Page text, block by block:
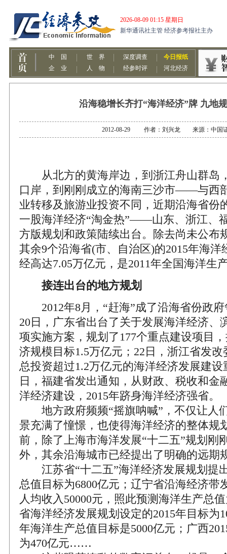
沿海稳增长齐打“海洋经济”牌 九地
2012-08-29 作者：刘兴龙 来源：中国
从北方的黄海岸边，到浙江舟山群岛
口岸，到刚刚成立的海南三沙市——与西
业转移及旅游业投资不同，近期沿海省份
一股海洋经济“淘金热”——山东、浙江、
方版规划和政策陆续出台。除去尚未公布
其余9个沿海省(市、自治区)的2015年海
经高达7.05万亿元，是2011年全国海洋生
接连出台的地方规划
2012年8月，“赶海”成了沿海省份政府
20日，广东省出台了关于发展海洋经济、
项实施方案，规划了177个重点建设项目
济规模目标1.5万亿元；22日，浙江省发
总投资超过1.2万亿元的海洋经济发展建设
日，福建省发出通知，从财政、税收和金
洋经济建设，2015年跻身海洋经济强省。
地方政府频频“摇旗呐喊”，不仅让人
景充满了憧憬，也使得海洋经济的整体规
前，除了上海市海洋发展“十二五”规划刚
外，其余沿海城市已经提出了明确的远期
江苏省“十二五”海洋经济发展规划提
总值目标为6800亿元；辽宁省沿海经济带
人均收入50000元，照此预测海洋生产总
省海洋经济发展规划设定的2015年目标为
年海洋生产总值目标是5000亿元；广西
为470亿元……